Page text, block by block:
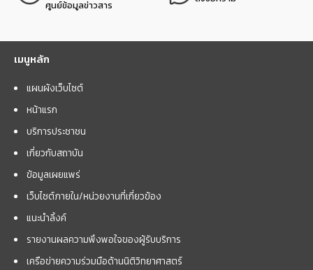
ศูนย์ข้อมูลข่าวสาร
เมนูหลัก
แผนผังเว็บไซต์
หน้าแรก
บริการประชาชน
เกี่ยวกับสถาบัน
ข้อมูลเผยแพร่
เว็บไซต์ภายใน/หน่วยงานที่เกี่ยวข้อง
แนะนำลิ้งค์
รายงานผลความพึงพอใจของผู้รับบริการ
เครือข่ายความร่วมมือด้านนิติวิทยาศาสตร์